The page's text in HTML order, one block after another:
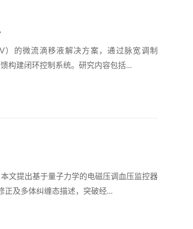
的微流滴移液解决方案，通过脉宽调制
构建闭环控制系统。研究内容包括...
文提出基于量子力学的电磁压调血压监控器
正及多体纠缠态描述，突破经...